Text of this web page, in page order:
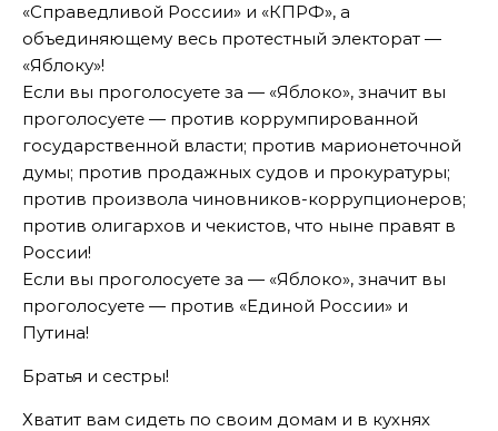
«Справедливой России» и «КПРФ», а
объединяющему весь протестный электорат —
«Яблоку»!
Если вы проголосуете за — «Яблоко», значит вы
проголосуете — против коррумпированной
государственной власти; против марионеточной
думы; против продажных судов и прокуратуры;
против произвола чиновников-коррупционеров;
против олигархов и чекистов, что ныне правят в
России!
Если вы проголосуете за — «Яблоко», значит вы
проголосуете — против «Единой России» и
Путина!
Братья и сестры!
Хватит вам сидеть по своим домам и в кухнях